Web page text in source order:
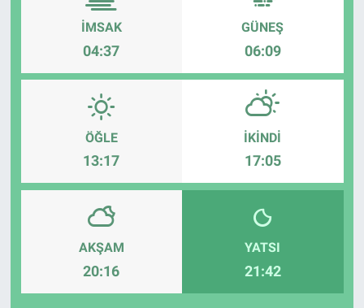
İMSAK
04:37
GÜNEŞ
06:09
ÖĞLE
13:17
İKINDI
17:05
AKŞAM
20:16
YATSI
21:42